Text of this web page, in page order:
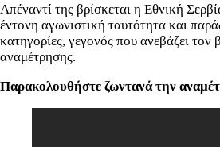
Απέναντί της βρίσκεται η Εθνική
έντονη αγωνιστική ταυτότητα και
κατηγορίες, γεγονός που ανεβάζει τον
αναμέτρησης.
Παρακολουθήστε ζωντανά την